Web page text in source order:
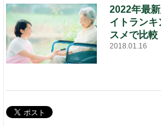
2022年最
イトランキ
スメで比較
2018.01.16